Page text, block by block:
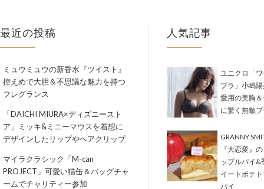
最近の投稿
ミュウミュウの新香水『ツイスト』
控えめで大胆＆不思議な魅力を持つ
フレグランス
「DAICHI MIURA×ディズニースト
ア」ミッキ&ミニーマウスを着想に
デザインしたリップやヘアクリップ
マイラクラシック「M-can
PROJECT」可愛い猫缶＆バッグチャ
ームでチャリティー参加
人気記事
ユニクロ「
ブラ」小嶋
愛用の美胸
に驚く無敵ブ
GRANNY
『大恋愛』
ップルパイ&
イートポテ
パイ